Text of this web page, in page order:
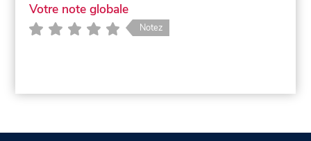
Votre note globale
Notez